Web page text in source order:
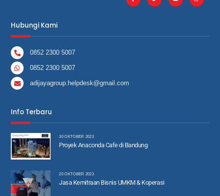
Hubungi Kami
0852 2300 5007
0852 2300 5007
adijayagroup.helpdesk@gmail.com
Info Terbaru
30 OKTOBER 2023
Proyek Anaconda Cafe di Bandung
20 OKTOBER 2023
Jasa Kemitraan Bisnis UMKM & Koperasi